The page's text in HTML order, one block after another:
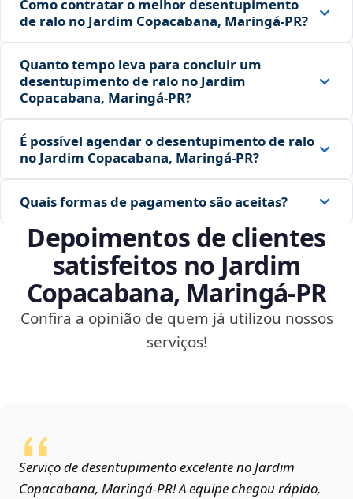
Como contratar o melhor desentupimento
de ralo no Jardim Copacabana, Maringá‑PR?
Quanto tempo leva para concluir um
desentupimento de ralo no Jardim
Copacabana, Maringá‑PR?
É possível agendar o desentupimento de ralo
no Jardim Copacabana, Maringá‑PR?
Quais formas de pagamento são aceitas?
Depoimentos de clientes
satisfeitos no Jardim
Copacabana, Maringá‑PR
Confira a opinião de quem já utilizou nossos
serviços!
Serviço de desentupimento excelente no Jardim
Copacabana, Maringá‑PR! A equipe chegou rápido,